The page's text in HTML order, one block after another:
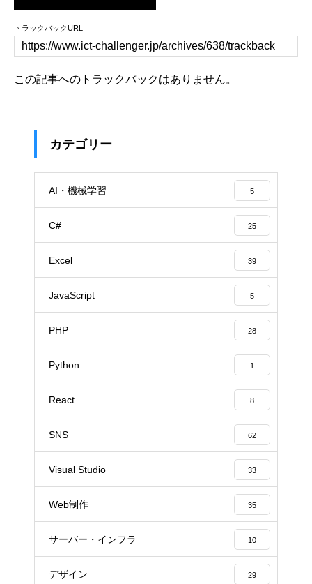
トラックバックURL
この記事へのトラックバックはありません。
カテゴリー
AI・機械学習 5
C# 25
Excel 39
JavaScript 5
PHP 28
Python 1
React 8
SNS 62
Visual Studio 33
Web制作 35
サーバー・インフラ 10
デザイン 29